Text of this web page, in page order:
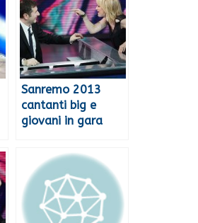
Sanremo 2013
cantanti big e
giovani in gara